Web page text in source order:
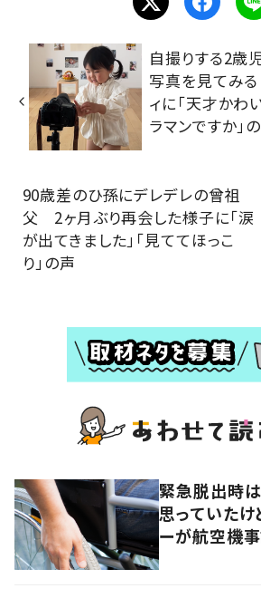
自撮りする2
写真を見てみ
ィに「天才かわ
ラマンですか」
90歳差のひ孫にデレデレの曾祖
父 2ヶ月ぶり再会した様子に「涙
が出てきました」「見ててほっこ
り」の声
緊急脱出時は
思っていた
ーが航空機